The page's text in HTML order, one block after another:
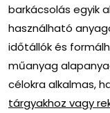
barkácsolás egyik
használható
időtállók és
műanyag
célokra alkalmas,
tárgyakhoz vagy